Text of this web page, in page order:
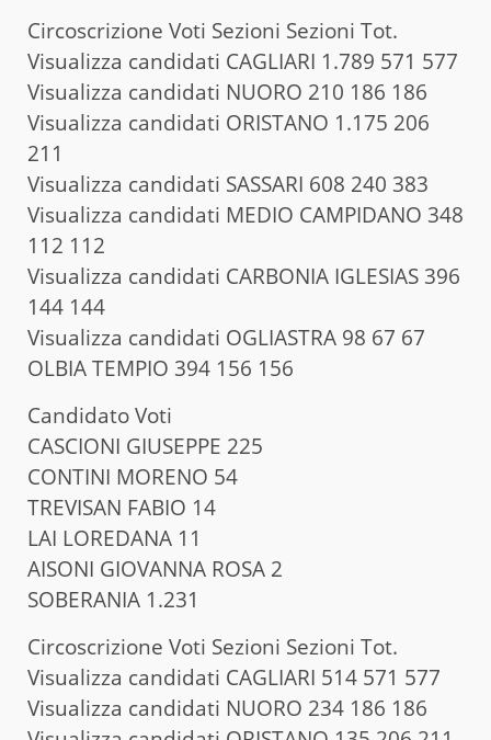
Circoscrizione Voti Sezioni Sezioni Tot.
Visualizza candidati CAGLIARI 1.789 571 577
Visualizza candidati NUORO 210 186 186
Visualizza candidati ORISTANO 1.175 206
211
Visualizza candidati SASSARI 608 240 383
Visualizza candidati MEDIO CAMPIDANO 348
112 112
Visualizza candidati CARBONIA IGLESIAS 396
144 144
Visualizza candidati OGLIASTRA 98 67 67
OLBIA TEMPIO 394 156 156
Candidato Voti
CASCIONI GIUSEPPE 225
CONTINI MORENO 54
TREVISAN FABIO 14
LAI LOREDANA 11
AISONI GIOVANNA ROSA 2
SOBERANIA 1.231
Circoscrizione Voti Sezioni Sezioni Tot.
Visualizza candidati CAGLIARI 514 571 577
Visualizza candidati NUORO 234 186 186